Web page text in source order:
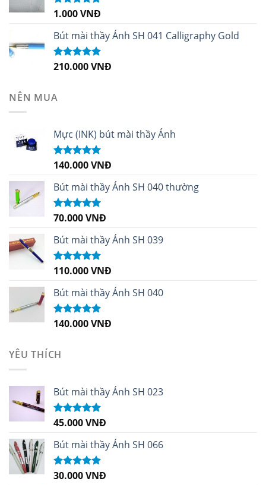
Được xếp
sao
1.000VNĐ
Bút mài thầy Ánh SH 041 Calligraphy Gold
Được xếp
210.000VNĐ
NÊN MUA
Mực (INK) bút mài thầy Ánh
Được xếp
sao
140.000VNĐ
Bút mài thầy Ánh SH 040 thường
Được xếp
sao
70.000VNĐ
Bút mài thầy Ánh SH 039
Được xếp
sao
110.000VNĐ
Bút mài thầy Ánh SH 040
Được xếp
140.000VNĐ
YÊU THÍCH
Bút mài thầy Ánh SH 023
Được xếp
sao
45.000VNĐ
Bút mài thầy Ánh SH 066
Được xếp
30.000VNĐ